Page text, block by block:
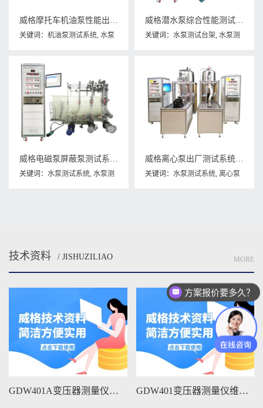
威格摩托车机油泵性能出厂测试台 隔膜泵/电磁泵/各类水泵综合测试系统
关键词： 机油泵测试系统, 水泵
威格潜水泵综合性能测试系统 水泵测试台架
关键词： 水泵测试台架, 水泵测
威格电磁泵屏蔽泵测试系统 水泵测试设备
关键词： 水泵测试系统, 水泵测
威格离心泵出厂测试系统 综合性能试验设备 水泵测试台架
关键词： 水泵测试系统, 离心泵
技术资料 / JISHUZILIAO MORE
GDW401A变压器测量仪维修手册下载 GDW401变压器测量仪维修手册下载
方案报价要多久？